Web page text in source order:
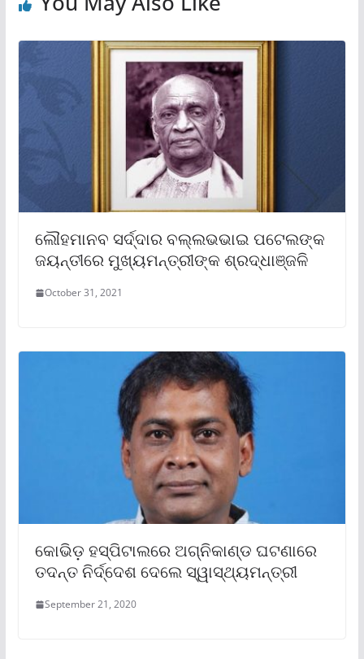
ଲୌହମାନବ ସର୍ଦ୍ଦାର ବଲ୍ଲଭଭାଇ ପଟେଲଙ୍କ
ଜୟନ୍ତୀରେ ମୁଖ୍ୟମନ୍ତ୍ରୀଙ୍କ ଶ୍ରଦ୍ଧାଞ୍ଜଳି
October 31, 2021
କୋଭିଡ଼ ହସ୍ପିଟାଲରେ ଅଗ୍ନିକାଣ୍ଡ ଘଟଣାରେ
ତଦନ୍ତ ନିର୍ଦ୍ଦେଶ ଦେଲେ ସ୍ୱାସ୍ଥ୍ୟମନ୍ତ୍ରୀ
September 21, 2020